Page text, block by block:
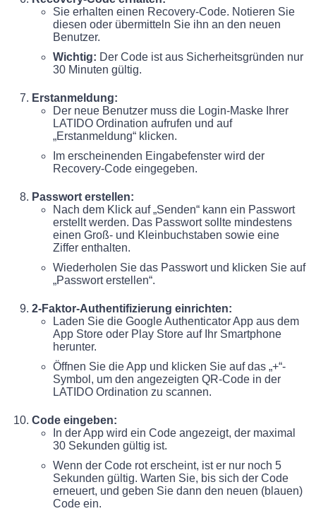
Sie erhalten einen Recovery-Code. Notieren Sie
diesen oder übermitteln Sie ihn an den neuen
Benutzer.
Wichtig: Der Code ist aus Sicherheitsgründen nur
30 Minuten gültig.
Erstanmeldung:
Der neue Benutzer muss die Login-Maske Ihrer
LATIDO Ordination aufrufen und auf
„Erstanmeldung“ klicken.
Im erscheinenden Eingabefenster wird der
Recovery-Code eingegeben.
Passwort erstellen:
Nach dem Klick auf „Senden“ kann ein Passwort
erstellt werden. Das Passwort sollte mindestens
einen Groß- und Kleinbuchstaben sowie eine
Ziffer enthalten.
Wiederholen Sie das Passwort und klicken Sie auf
„Passwort erstellen“.
2-Faktor-Authentifizierung einrichten:
Laden Sie die Google Authenticator App aus dem
App Store oder Play Store auf Ihr Smartphone
herunter.
Öffnen Sie die App und klicken Sie auf das „+“-
Symbol, um den angezeigten QR-Code in der
LATIDO Ordination zu scannen.
Code eingeben:
In der App wird ein Code angezeigt, der maximal
30 Sekunden gültig ist.
Wenn der Code rot erscheint, ist er nur noch 5
Sekunden gültig. Warten Sie, bis sich der Code
erneuert, und geben Sie dann den neuen (blauen)
Code ein.